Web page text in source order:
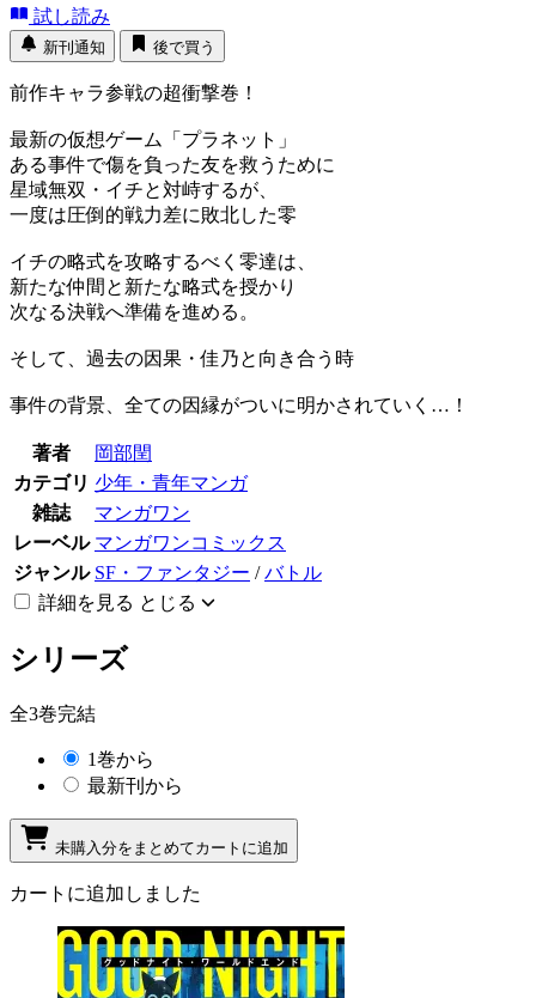
試し読み
新刊通知 後で買う
前作キャラ参戦の超衝撃巻！
最新の仮想ゲーム「プラネット」
ある事件で傷を負った友を救うために
星域無双・イチと対峙するが、
一度は圧倒的戦力差に敗北した零
イチの略式を攻略するべく零達は、
新たな仲間と新たな略式を授かり
次なる決戦へ準備を進める。
そして、過去の因果・佳乃と向き合う時
事件の背景、全ての因縁がついに明かされていく…！
著者
岡部閏
カテゴリ 少年・青年マンガ
雑誌
マンガワン
レーベル マンガワンコミックス
ジャンル SF・ファンタジー /バトル
詳細を見る とじる
シリーズ
全3巻完結
1巻から
最新刊から
未購入分をまとめてカートに追加
カートに追加しました